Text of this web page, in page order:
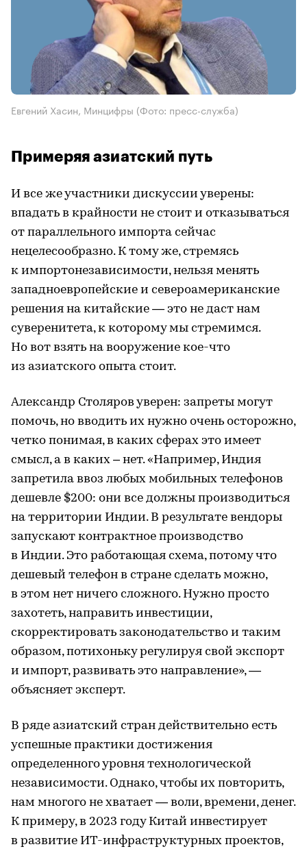
Евгений Хасин, Минцифры (Фото: пресс-служба)
Примеряя азиатский путь
И все же участники дискуссии уверены:
впадать в крайности не стоит и отказываться
от параллельного импорта сейчас
нецелесообразно. К тому же, стремясь
к импортонезависимости, нельзя менять
западноевропейские и североамериканские
решения на китайские — это не даст нам
суверенитета, к которому мы стремимся.
Но вот взять на вооружение кое-что
из азиатского опыта стоит.
Александр Столяров уверен: запреты могут
помочь, но вводить их нужно очень осторожно,
четко понимая, в каких сферах это имеет
смысл, а в каких – нет. «Например, Индия
запретила ввоз любых мобильных телефонов
дешевле $200: они все должны производиться
на территории Индии. В результате вендоры
запускают контрактное производство
в Индии. Это работающая схема, потому что
дешевый телефон в стране сделать можно,
в этом нет ничего сложного. Нужно просто
захотеть, направить инвестиции,
скорректировать законодательство и таким
образом, потихоньку регулируя свой экспорт
и импорт, развивать это направление», —
объясняет эксперт.
В ряде азиатский стран действительно есть
успешные практики достижения
определенного уровня технологической
независимости. Однако, чтобы их повторить,
нам многого не хватает — воли, времени, денег.
К примеру, в 2023 году Китай инвестирует
в развитие ИТ-инфраструктурных проектов,